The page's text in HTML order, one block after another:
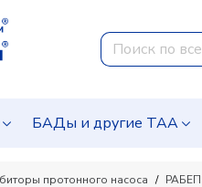
БАДы и другие ТАА
протонного насоса